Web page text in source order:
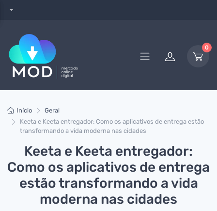
0
Início
Geral
Keeta e Keeta entregador: Como os aplicativos de entrega estão
transformando a vida moderna nas cidades
Keeta e Keeta entregador:
Como os aplicativos de entrega
estão transformando a vida
moderna nas cidades